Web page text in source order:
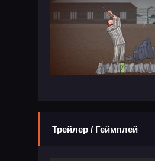
Трейлер / Геймплей